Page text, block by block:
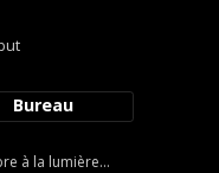
Bureau
à la lumière...